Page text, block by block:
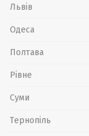
Львів
Одеса
Полтава
Рівне
Суми
Тернопіль